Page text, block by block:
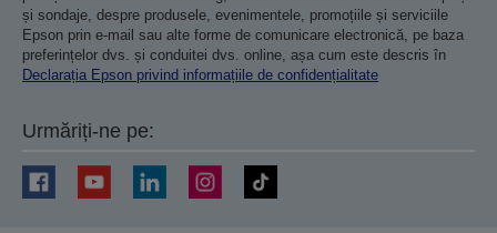
și sondaje, despre produsele, evenimentele, promoțiile și serviciile
Epson prin e-mail sau alte forme de comunicare electronică, pe baza
preferințelor dvs. și conduitei dvs. online, așa cum este descris în
Declarația Epson privind informațiile de confidențialitate
Urmăriți-ne pe: